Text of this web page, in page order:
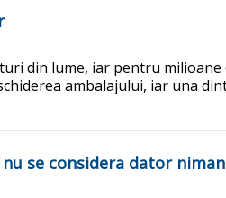
din lume, iar pentru
ambalajului, iar una
se considera dator